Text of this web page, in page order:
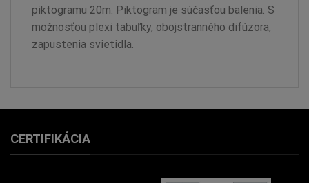
piktogramu 20m. Piktogram je súčasťou balenia. S
možnosťou plexi tabuľky, obojstranného difúzora,
zapustenia svietidla.
CERTIFIKÁCIA